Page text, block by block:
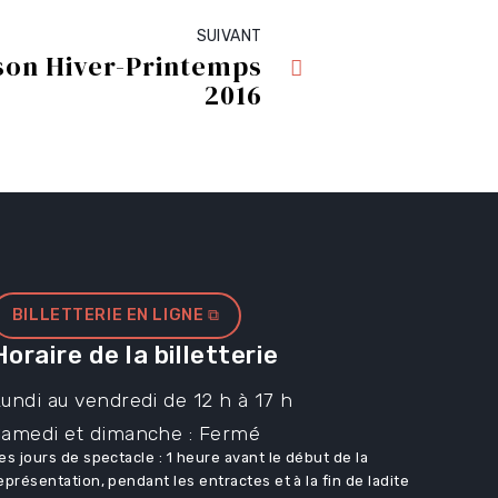
SUIVANT
Hiver-Printemps
2016
BILLETTERIE EN LIGNE ⧉
de la billetterie
au vendredi de 12 h à 17 h
et dimanche : Fermé
jours de spectacle : 1 heure avant le début de la
pendant les entractes et à la fin de ladite